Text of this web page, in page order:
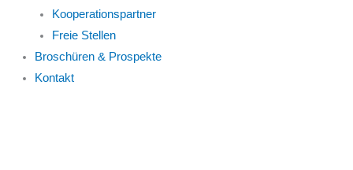
Kooperationspartner
Freie Stellen
Broschüren & Prospekte
Kontakt